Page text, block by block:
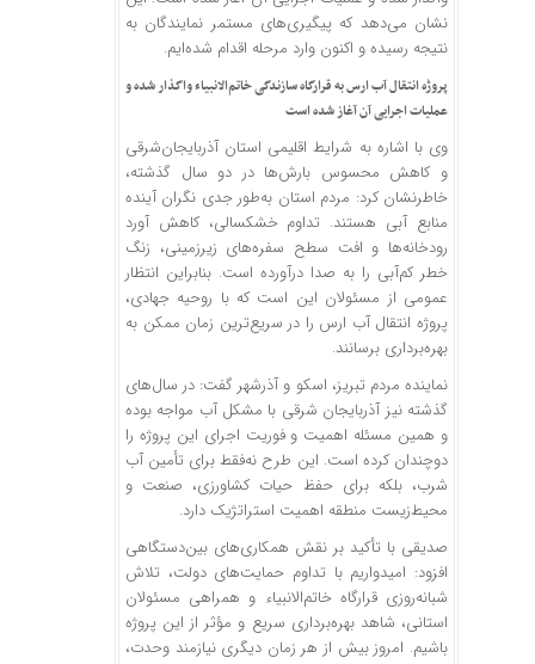
نشان می‌دهد که پیگیری‌های مستمر نمایندگان به
نتیجه رسیده و اکنون وارد مرحله اقدام شده‌ایم.
پروژه انتقال آب ارس به قرارگاه سازندگی خاتم‌الانبیاء واگذار شده و
عملیات اجرایی آن آغاز شده است
وی با اشاره به شرایط اقلیمی استان آذربایجان‌شرقی
و کاهش محسوس بارش‌ها در دو سال گذشته،
خاطرنشان کرد: مردم استان به‌طور جدی نگران آینده
منابع آبی هستند. تداوم خشکسالی، کاهش آورد
رودخانه‌ها و افت سطح سفره‌های زیرزمینی، زنگ
خطر کم‌آبی را به صدا درآورده است. بنابراین انتظار
عمومی از مسئولان این است که با روحیه جهادی،
پروژه انتقال آب ارس را در سریع‌ترین زمان ممکن به
بهره‌برداری برسانند.
نماینده مردم تبریز، اسکو و آذرشهر گفت: در سال‌های
گذشته نیز آذربایجان شرقی با مشکل آب مواجه بوده
و همین مسئله اهمیت و فوریت اجرای این پروژه را
دوچندان کرده است. این طرح نه‌فقط برای تأمین آب
شرب، بلکه برای حفظ حیات کشاورزی، صنعت و
محیط‌زیست منطقه اهمیت استراتژیک دارد.
صدیقی با تأکید بر نقش همکاری‌های بین‌دستگاهی
افزود: امیدواریم با تداوم حمایت‌های دولت، تلاش
شبانه‌روزی قرارگاه خاتم‌الانبیاء و همراهی مسئولان
استانی، شاهد بهره‌برداری سریع و مؤثر از این پروژه
باشیم. امروز بیش از هر زمان دیگری نیازمند وحدت،